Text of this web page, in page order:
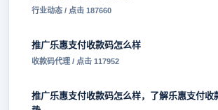
行业动态 / 点击 187660
推广乐惠支付收款码怎么样
收款码代理 / 点击 117952
推广乐惠支付收款码怎么样，了解乐惠支付收